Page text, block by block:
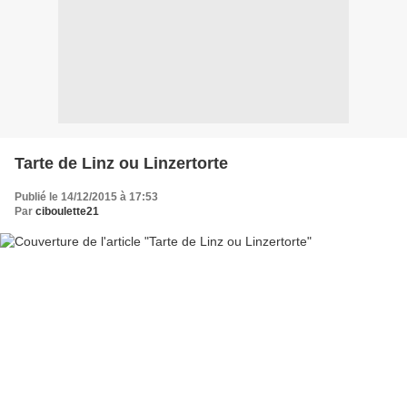
Tarte de Linz ou Linzertorte
Publié le 14/12/2015 à 17:53
Par ciboulette21